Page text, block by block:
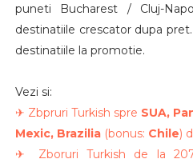
puneti Bucharest / Cluj-
destinatiile crescator dupa
destinatiile la promotie.
Vezi si:
✈ Zbpruri Turkish spre SUA,
Mexic,Brazilia(bonus: Chile)
✈ Zboruri Turkish de la